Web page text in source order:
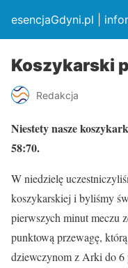
esencjaGdyni.pl |
Koszykarski
Redakcja
Niestety nasze
58:70.
W niedzielę
koszykarskiej i byliśmy
pierwszych minut meczu
punktową przewagę,
dziewczynom z Arki do